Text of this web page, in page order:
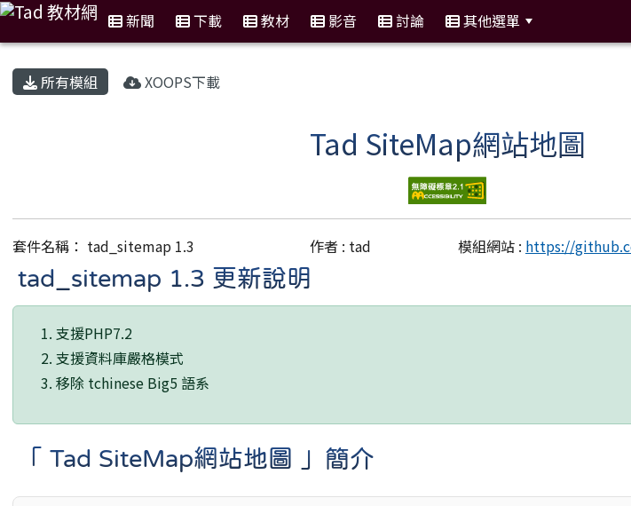
新聞 下載 教材 影音 討論 其他選單
所有模組 XOOPS下載
Tad SiteMap網站地圖
套件名稱： tad_sitemap 1.3 作者 : tad 模組網站 : https://
tad_sitemap 1.3 更新說明
支援PHP7.2
支援資料庫嚴格模式
移除 tchinese Big5 語系
「 Tad SiteMap網站地圖 」簡介